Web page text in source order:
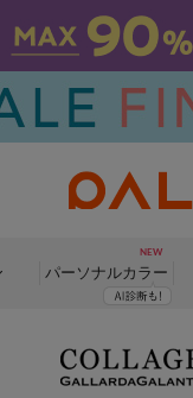
パーソナルカラー